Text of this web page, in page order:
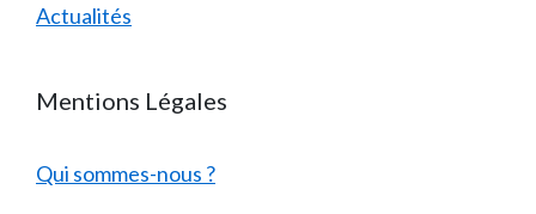
Actualités
Mentions Légales
Qui sommes-nous ?